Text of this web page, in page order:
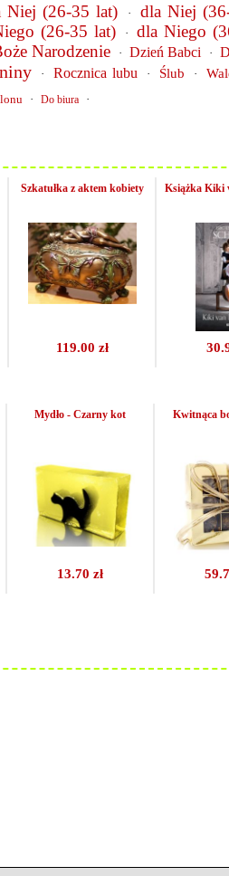
Niej (26-35 lat) · dla Niej
(26-35 lat) · dla Niego
Narodzenie · Dzień Babci ·
· Rocznica lubu · Ślub ·
· Do biura ·
119.00 zł
Szkatułka z aktem kobiety Książka Kiki
13.70 zł
Mydło - Czarny kot Kwitnąca